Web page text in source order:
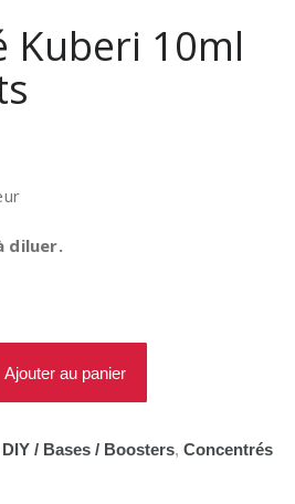
Kuberi 10ml
diluer.
Ajouter au panier
/ Bases / Boosters, Concentrés